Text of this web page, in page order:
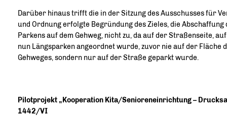
Darüber hinaus trifft die in der Sitzung des Ausschusses für
und Ordnung erfolgte Begründung des Zieles, die Abschaffung
Parkens auf dem Gehweg, nicht zu, da auf der Straßenseite,
nun Längsparken angeordnet wurde, zuvor nie auf der Fläche
Gehweges, sondern nur auf der Straße geparkt wurde.
Pilotprojekt „Kooperation Kita/Senioreneinrichtung –
1442/VI